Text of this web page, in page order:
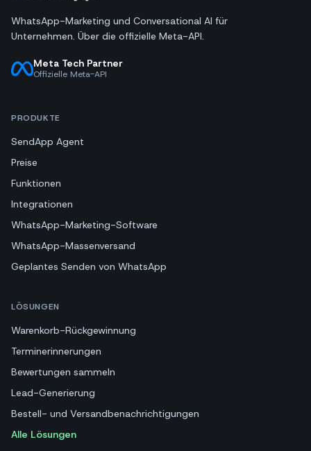
WhatsApp-Marketing und Conversational AI für
Unternehmen. Über die offizielle Meta-API.
Meta Tech Partner
Offizielle Meta-API
PRODUKTE
SendApp Agent
Preise
Funktionen
Integrationen
WhatsApp-Marketing-Software
WhatsApp-Massenversand
Geplantes Senden von WhatsApp
LÖSUNGEN
Warenkorb-Rückgewinnung
Terminerinnerungen
Bewertungen sammeln
Lead-Generierung
Bestell- und Versandbenachrichtigungen
Alle Lösungen